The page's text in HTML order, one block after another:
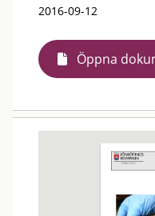
2016-09-12
Öppna